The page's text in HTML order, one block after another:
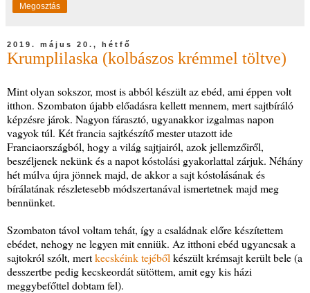
Megosztás
2019. május 20., hétfő
Krumplilaska (kolbászos krémmel töltve)
Mint olyan sokszor, most is abból készült az ebéd, ami éppen volt
itthon. Szombaton újabb előadásra kellett mennem, mert sajtbíráló
képzésre járok. Nagyon fárasztó, ugyanakkor izgalmas napon
vagyok túl. Két francia sajtkészítő mester utazott ide
Franciaországból, hogy a világ sajtjairól, azok jellemzőiről,
beszéljenek nekünk és a napot kóstolási gyakorlattal zárjuk. Néhány
hét múlva újra jönnek majd, de akkor a sajt kóstolásának és
bírálatának részletesebb módszertanával ismertetnek majd meg
bennünket.
Szombaton távol voltam tehát, így a családnak előre készítettem
ebédet, nehogy ne legyen mit enniük. Az itthoni ebéd ugyancsak a
sajtokról szólt, mertkecskéink tejéből készült krémsajt került bele (a
desszertbe pedig kecskeordát sütöttem, amit egy kis házi
meggybefőttel dobtam fel).